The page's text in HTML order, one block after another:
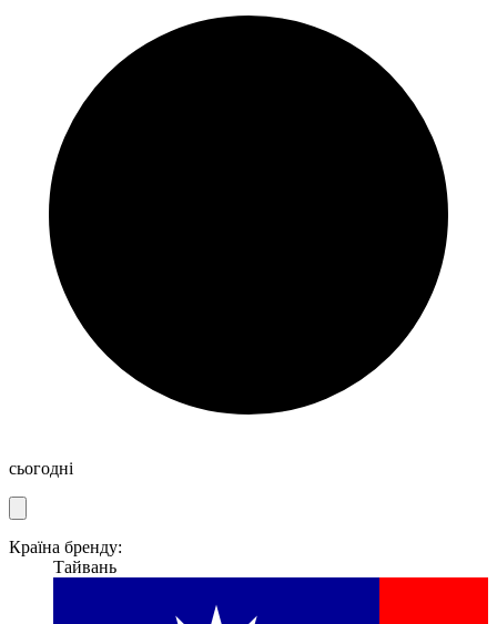
сьогодні
Країна бренду:
Тайвань